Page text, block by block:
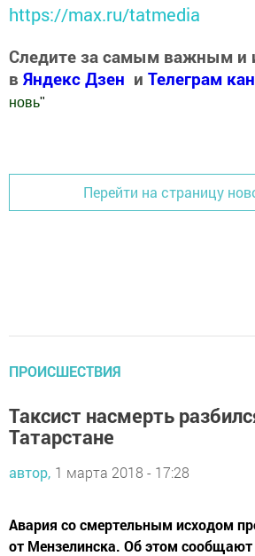
https://max.ru/tatmedia
Следите за самым важным и
в Яндекс Дзен и Телеграм
новь"
Перейти на страницу
ПРОИСШЕСТВИЯ
Таксист насмерть
Татарстане
автор, 1 марта 2018 - 17:28
Авария со смертельным исходом
от Мензелинска. Об этом